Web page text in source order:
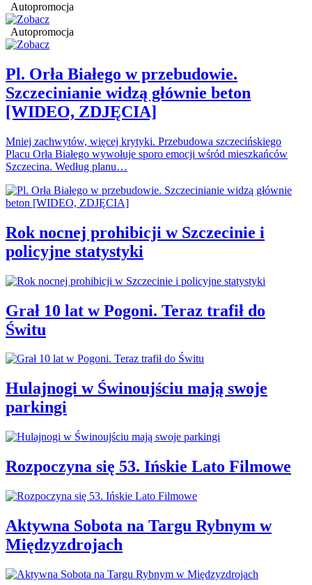
Autopromocja
Autopromocja
Pl. Orła Białego w przebudowie.
Szczecinianie widzą głównie beton
[WIDEO, ZDJĘCIA]
Mniej zachwytów, więcej krytyki. Przebudowa szczecińskiego
Placu Orła Białego wywołuje sporo emocji wśród mieszkańców
Szczecina. Według planu…
Rok nocnej prohibicji w Szczecinie i
policyjne statystyki
Grał 10 lat w Pogoni. Teraz trafił do
Świtu
Hulajnogi w Świnoujściu mają swoje
parkingi
Rozpoczyna się 53. Ińskie Lato Filmowe
Aktywna Sobota na Targu Rybnym w
Międzyzdrojach